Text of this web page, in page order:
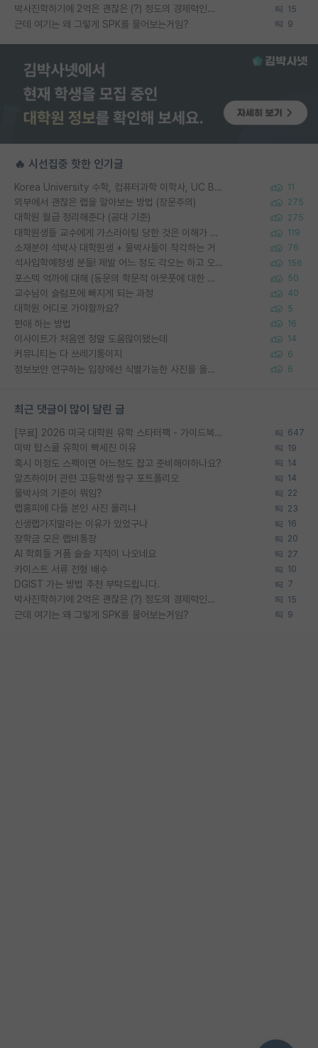
박사진학하기에 2억은 괜찮은 (?) 정도의 경제력인가요 15
근데 여기는 왜 그렇게 SPK를 물어보는거임? 9
🔥 시선집중 핫한 인기글
Korea University 수학, 컴퓨터과학 이학사, UC Berkeley 산업공학 대학원 공학박사가 되는 것은 쉽지 않겠죠? 11
외부에서 괜찮은 랩을 알아보는 방법 (장문주의) 275
대학원 월급 정리해준다 (공대 기준) 275
대학원생들 교수에게 가스라이팅 당한 것은 이해가 갑니다. 안타깝네요. 119
소재분야 석박사 대학원생 + 물박사들이 착각하는 거 76
석사입학예정생 분들! 제발 어느 정도 각오는 하고 오세요. 156
포스텍 억까에 대해 (동문의 학문적 아웃풋에 대한 반박) 50
교수님이 슬럼프에 빠지게 되는 과정 40
대학원 어디로 가야할까요? 5
편애 하는 방법 16
이사이트가 처음엔 정말 도움많이됐는데 14
커뮤니티는 다 쓰레기통이지 6
정보보안 연구하는 입장에선 식별가능한 사진을 올리는건 비추이긴함 6
최근 댓글이 많이 달린 글
[무료] 2026 미국 대학원 유학 스타터팩 - 가이드북 & 합격자 컨택메일 템플릿 647
미박 탑스쿨 유학이 빡세진 이유 19
혹시 이정도 스펙이면 어느정도 잡고 준비해야하나요? 14
알츠하이머 관련 고등학생 탐구 포트폴리오 14
물박사의 기준이 뭐임? 22
랩홈피에 다들 본인 사진 올리냐 23
신생랩가지말라는 이유가 있었구나 16
장학금 모은 랩비통장 20
AI 학회들 거품 슬슬 지적이 나오네요 27
카이스트 서류 전형 배수 10
DGIST 가는 방법 추천 부탁드립니다. 7
박사진학하기에 2억은 괜찮은 (?) 정도의 경제력인가요 15
근데 여기는 왜 그렇게 SPK를 물어보는거임? 9